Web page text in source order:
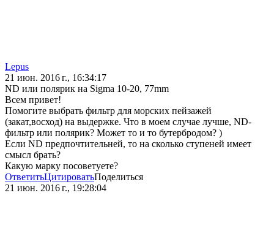
Lepus
21 июн. 2016 г., 16:34:17
ND или полярик на Sigma 10-20, 77mm
Всем привет!
Помогите выбрать фильтр для морских пейзажей
(закат,восход) на выдержке. Что в моем случае лучше, ND-
фильтр или полярик? Может то и то бутербродом? )
Если ND предпочтительней, то на сколько ступеней имеет
смысл брать?
Какую марку посоветуете?
ОтветитьЦитироватьПоделиться
21 июн. 2016 г., 19:28:04